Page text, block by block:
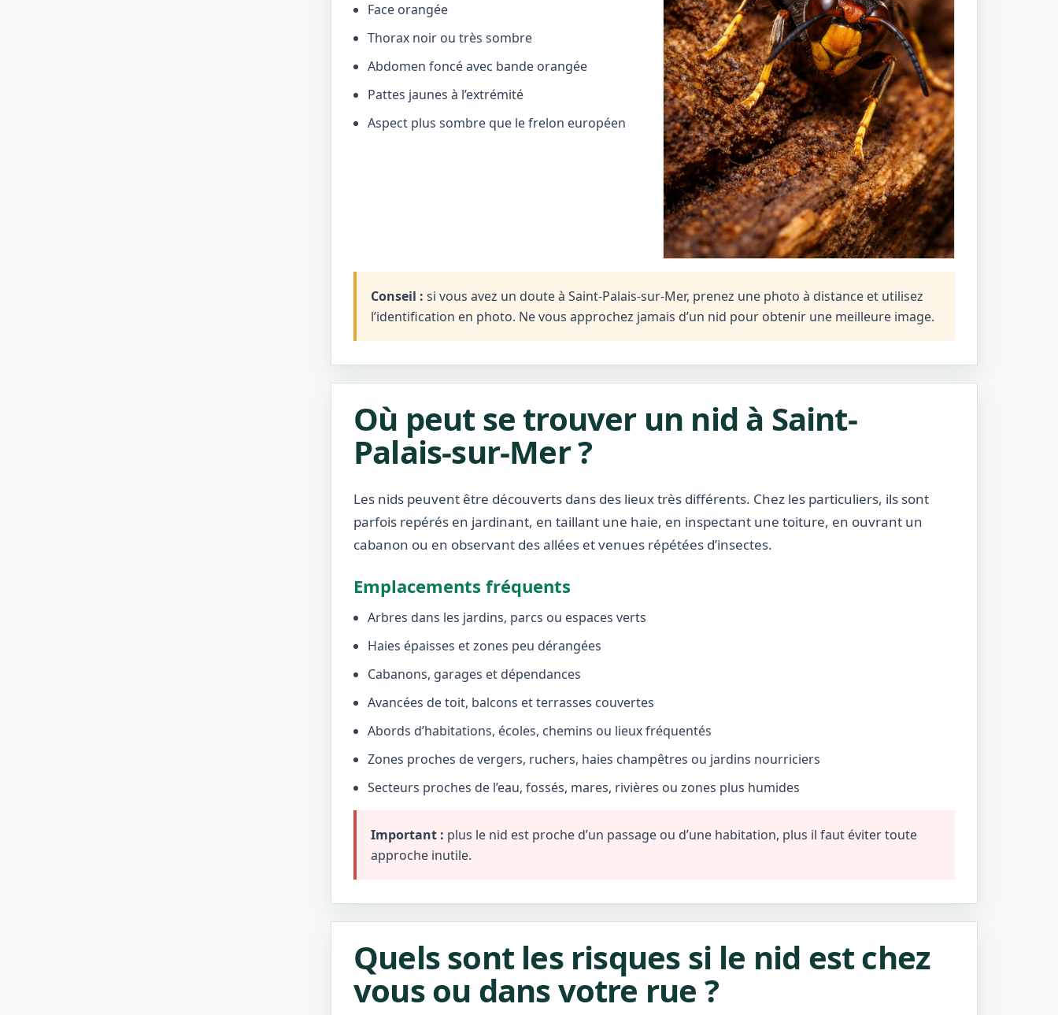
Face orangée
Thorax noir ou très sombre
Abdomen foncé avec bande orangée
Pattes jaunes à l’extrémité
Aspect plus sombre que le frelon européen
Conseil : si vous avez un doute à Saint-Palais-sur-Mer, prenez une photo à distance et utilisez
l’identification en photo. Ne vous approchez jamais d’un nid pour obtenir une meilleure image.
Où peut se trouver un nid à Saint-
Palais-sur-Mer ?
Les nids peuvent être découverts dans des lieux très différents. Chez les particuliers, ils sont
parfois repérés en jardinant, en taillant une haie, en inspectant une toiture, en ouvrant un
cabanon ou en observant des allées et venues répétées d’insectes.
Emplacements fréquents
Arbres dans les jardins, parcs ou espaces verts
Haies épaisses et zones peu dérangées
Cabanons, garages et dépendances
Avancées de toit, balcons et terrasses couvertes
Abords d’habitations, écoles, chemins ou lieux fréquentés
Zones proches de vergers, ruchers, haies champêtres ou jardins nourriciers
Secteurs proches de l’eau, fossés, mares, rivières ou zones plus humides
Important : plus le nid est proche d’un passage ou d’une habitation, plus il faut éviter toute
approche inutile.
Quels sont les risques si le nid est chez
vous ou dans votre rue ?